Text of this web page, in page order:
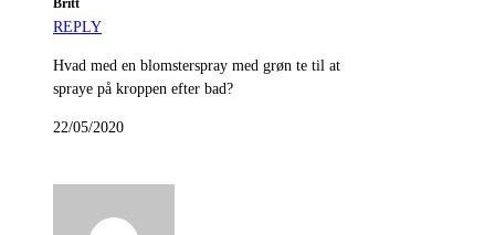
Britt
REPLY
Hvad med en blomsterspray med grøn te til at
spraye på kroppen efter bad?
22/05/2020